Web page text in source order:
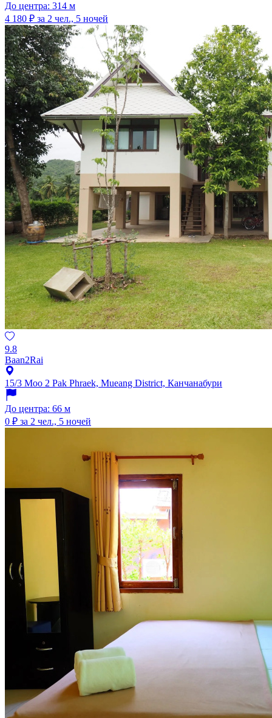
До центра: 314 м
4 180 ₽ за 2 чел., 5 ночей
9.8
Baan2Rai
15/3 Moo 2 Pak Phraek, Mueang District, Канчанабури
До центра: 66 м
0 ₽ за 2 чел., 5 ночей